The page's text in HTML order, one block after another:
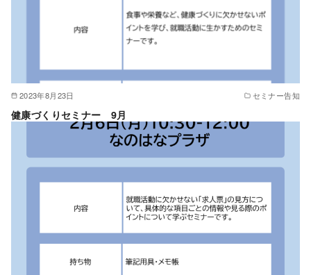
2023年8月23日 セミナー告知
健康づくりセミナー 9月